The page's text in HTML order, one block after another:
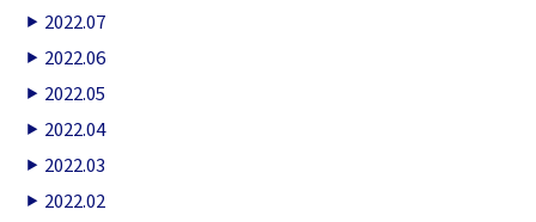
2022.07
2022.06
2022.05
2022.04
2022.03
2022.02